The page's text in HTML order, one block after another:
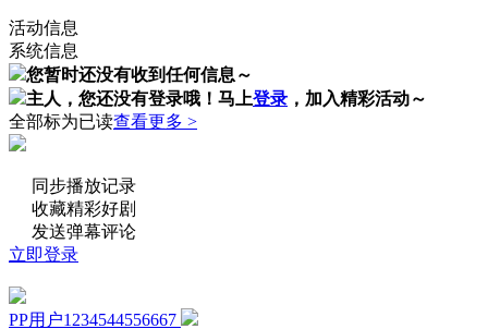
活动信息
系统信息
您暂时还没有收到任何信息～
主人，您还没有登录哦！ 马上登录 ，加入精彩活动～
全部标为已读查看更多 >
同步播放记录
收藏精彩好剧
发送弹幕评论
立即登录
PP用户1234544556667